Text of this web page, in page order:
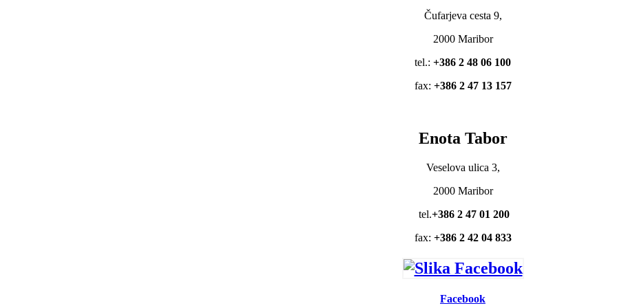
Čufarjeva cesta 9,
2000 Maribor
tel.: +386 2 48 06 100
fax: +386 2 47 13 157
Enota Tabor
Veselova ulica 3,
2000 Maribor
tel.+386 2 47 01 200
fax: +386 2 42 04 833
Facebook